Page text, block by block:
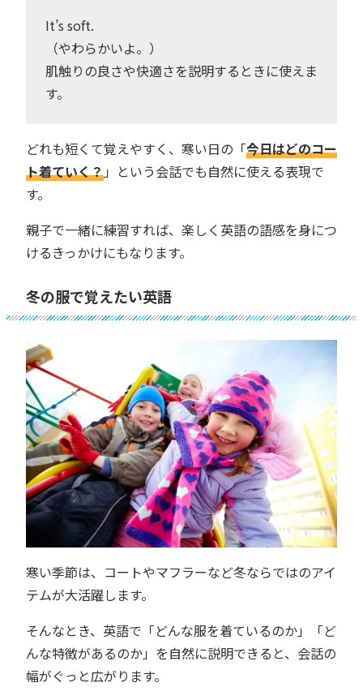
It’s soft.
（やわらかいよ。）
肌触りの良さや快適さを説明するときに使えま
す。
どれも短くて覚えやすく、寒い日の「今日はどのコー
ト着ていく？」という会話でも自然に使える表現で
す。
親子で一緒に練習すれば、楽しく英語の語感を身につ
けるきっかけにもなります。
冬の服で覚えたい英語
寒い季節は、コートやマフラーなど冬ならではのアイ
テムが大活躍します。
そんなとき、英語で「どんな服を着ているのか」「ど
んな特徴があるのか」を自然に説明できると、会話の
幅がぐっと広がります。